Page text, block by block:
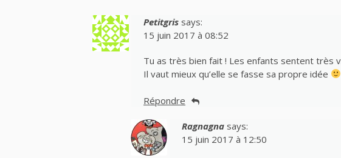
Petitgris says:
15 juin 2017 à 08:52
Tu as très bien fait ! Les enfants sentent très
Il vaut mieux qu’elle se fasse sa propre idée
Répondre
Ragnagna says:
15 juin 2017 à 12:50